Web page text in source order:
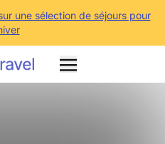
une sélection de séjours pour